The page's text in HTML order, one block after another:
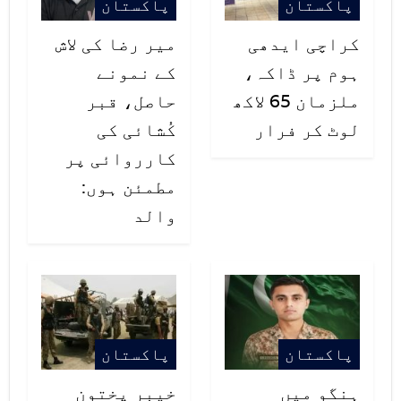
پاکستان
کراچی ایدھی
ہوم پر ڈاکہ،
ملزمان 65 لاکھ
لوٹ کر فرار
پاکستان
میر رضا کی لاش
کے نمونے
حاصل، قبر
کُشائی کی
کارروائی پر
مطمئن ہوں:
والد
پاکستان
ہنگو میں
پاکستان
خیبر پختون